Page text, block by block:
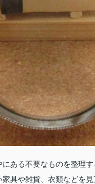
ある不要なものを整理
具や雑貨、衣類などを